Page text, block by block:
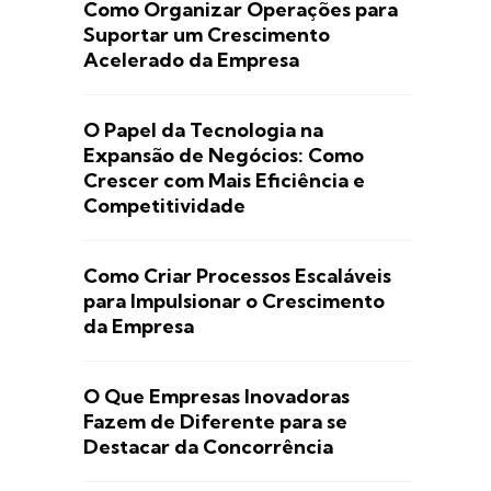
Como Organizar Operações para
Suportar um Crescimento
Acelerado da Empresa
O Papel da Tecnologia na
Expansão de Negócios: Como
Crescer com Mais Eficiência e
Competitividade
Como Criar Processos Escaláveis
para Impulsionar o Crescimento
da Empresa
O Que Empresas Inovadoras
Fazem de Diferente para se
Destacar da Concorrência